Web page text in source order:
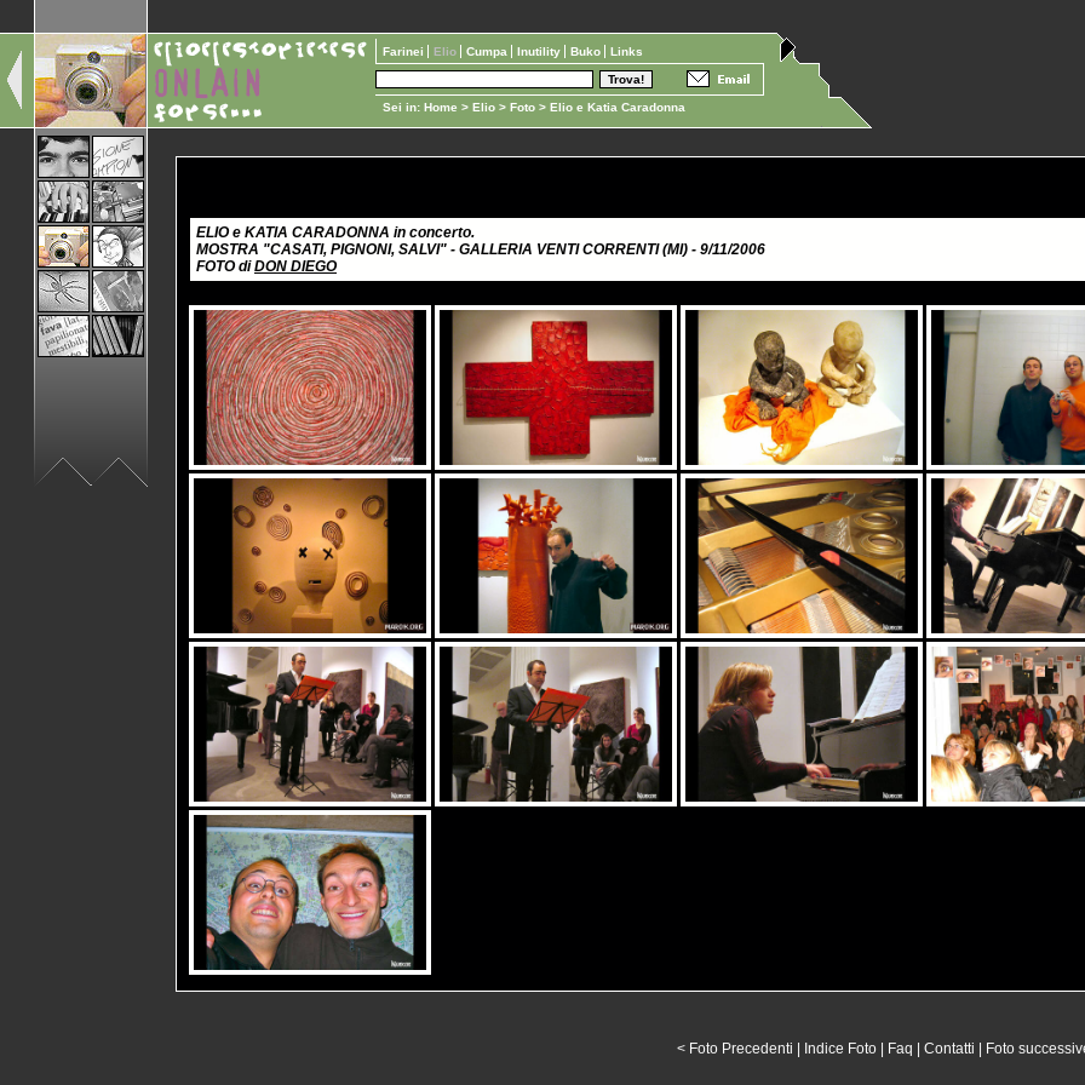
Sei in: Home > Elio > Foto > Elio e Katia Caradonna
Farinei Elio Cumpa Inutility Buko Links
ELIO e KATIA CARADONNA in concerto.
MOSTRA "CASATI, PIGNONI, SALVI" - GALLERIA VENTI CORRENTI (MI) - 9/11/2006
FOTO diDON DIEGO
< Foto Precedenti Indice Foto| Faq Contatti Foto